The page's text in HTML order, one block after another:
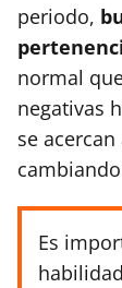
periodo,
normal
negativas
se
Es